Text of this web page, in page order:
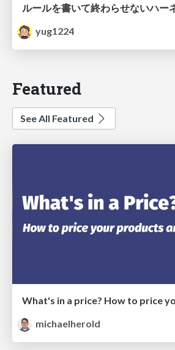
yug1224
Featured
See All Featured
michaelherold